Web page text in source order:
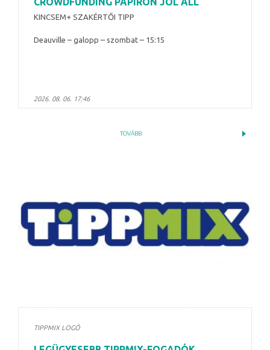
KINCSEM+ SZAKÉRTŐI TIPP
Deauville – galopp – szombat – 15:15
2026. 08. 06. 17:46
TOVÁBB
TIPPMIX LOGÓ